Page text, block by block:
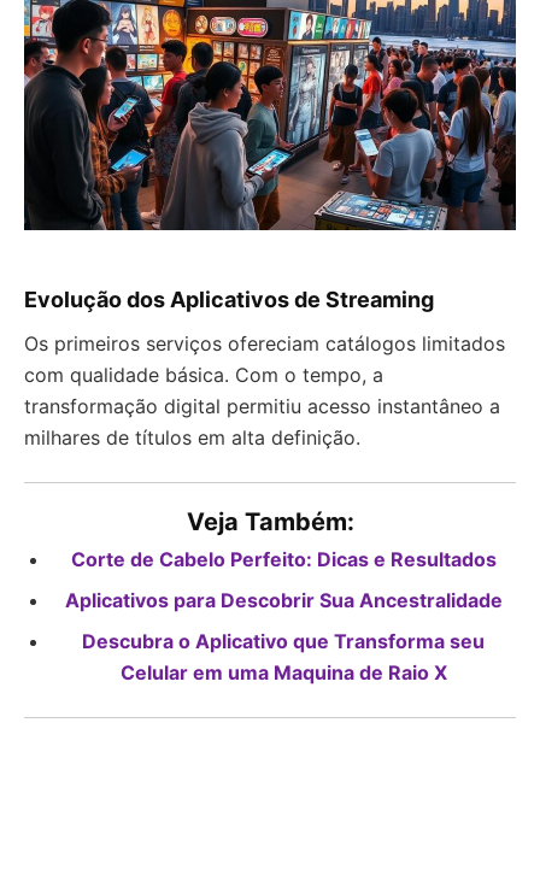
Evolução dos Aplicativos de Streaming
Os primeiros serviços ofereciam catálogos limitados
com qualidade básica. Com o tempo, a
transformação digital permitiu acesso instantâneo a
milhares de títulos em alta definição.
Veja Também:
Corte de Cabelo Perfeito: Dicas e Resultados
Aplicativos para Descobrir Sua Ancestralidade
Descubra o Aplicativo que Transforma seu
Celular em uma Maquina de Raio X